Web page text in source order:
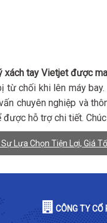
xách tay Vietjet được
từ chối khi lên máy
chuyên nghiệp và
hỗ trợ chi tiết.
Lựa Chọn Tiện Lợi, Giá
CÔNG TY CỔ